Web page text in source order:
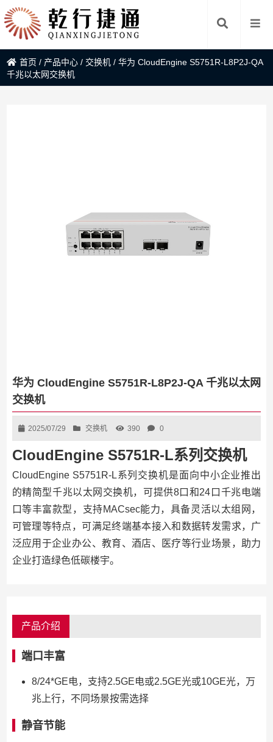
首页 / 产品中心 / 交换机 /华为 CloudEngine S5751R-L8P2J-QA
千兆以太网交换机
华为 CloudEngine S5751R-L8P2J-QA 千兆以太网
交换机
2025/07/29 交换机 390 0
CloudEngine S5751R-L系列交换机
CloudEngine S5751R-L系列交换机是面向中小企业推出
的精简型千兆以太网交换机，可提供8口和24口千兆电端
口等丰富款型，支持MACsec能力，具备灵活以太组网，
可管理等特点，可满足终端基本接入和数据转发需求，广
泛应用于企业办公、教育、酒店、医疗等行业场景，助力
企业打造绿色低碳楼宇。
产品介绍
端口丰富
8/24*GE电，支持2.5GE电或2.5GE光或10GE光，万
兆上行，不同场景按需选择
静音节能